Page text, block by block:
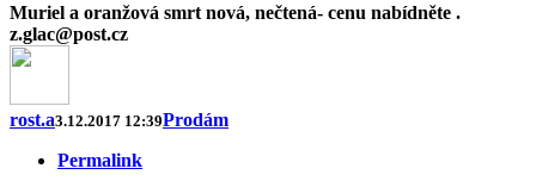
Muriel a oranžová smrt nová, nečtená- cenu nabídněte .
z.glac@post.cz
rost.a3.12.2017 12:39Prodám
Permalink